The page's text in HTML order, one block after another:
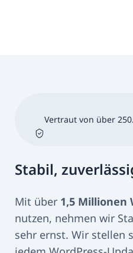
Vertraut von über
Stabil,
Mit über 1,5 Millionen
nutzen, nehmen wir
sehr ernst. Wir stellen